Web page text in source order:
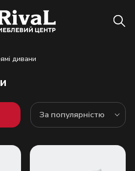
дивани
За популярністю